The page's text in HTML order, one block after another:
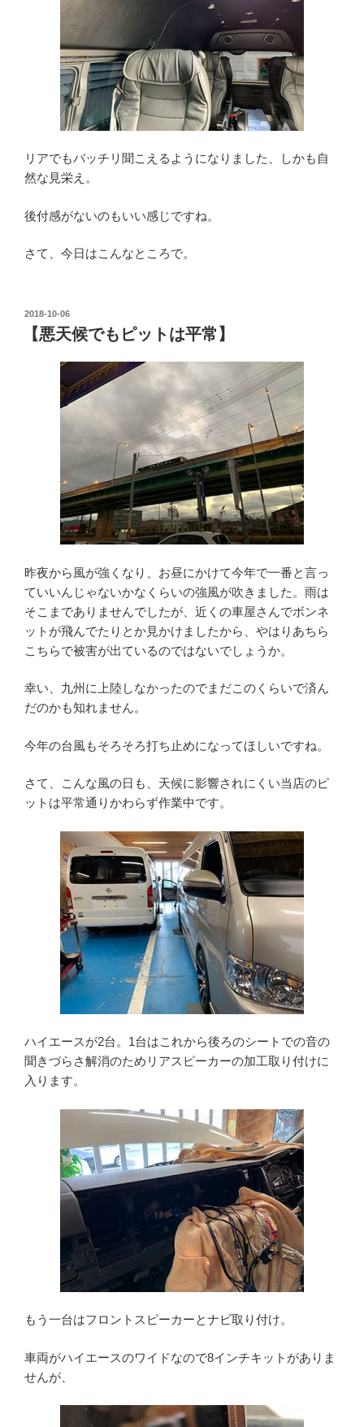
リアでもバッチリ聞こえるようになりました、しかも自
然な見栄え。
後付感がないのもいい感じですね。
さて、今日はこんなところで。
投
稿
日:
2018-10-06
【悪天候でもピットは平常】
昨夜から風が強くなり、お昼にかけて今年で一番と言っ
ていいんじゃないかなくらいの強風が吹きました。雨は
そこまでありませんでしたが、近くの車屋さんでボンネ
ットが飛んでたりとか見かけましたから、やはりあちら
こちらで被害が出ているのではないでしょうか。
幸い、九州に上陸しなかったのでまだこのくらいで済ん
だのかも知れません。
今年の台風もそろそろ打ち止めになってほしいですね。
さて、こんな風の日も、天候に影響されにくい当店のピ
ットは平常通りかわらず作業中です。
ハイエースが2台。1台はこれから後ろのシートでの音の
聞きづらさ解消のためリアスピーカーの加工取り付けに
入ります。
もう一台はフロントスピーカーとナビ取り付け。
車両がハイエースのワイドなので8インチキットがありま
せんが、